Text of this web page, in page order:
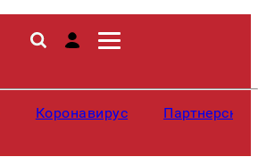
Коронавирус